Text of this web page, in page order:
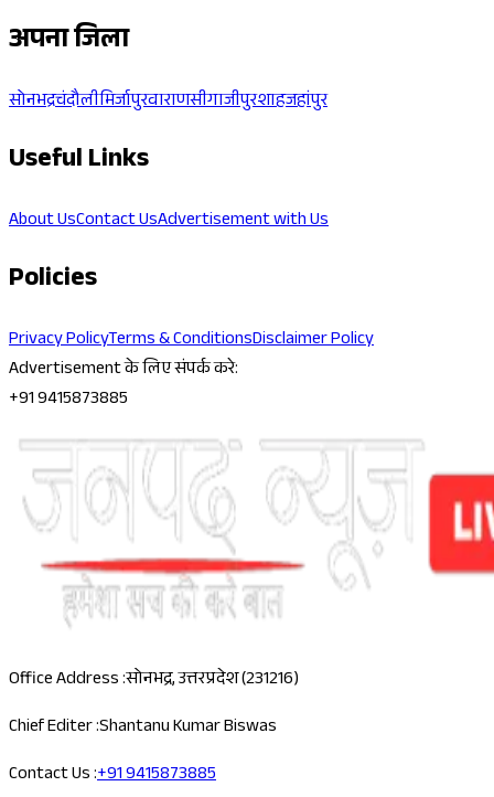
अपना जिला
सोनभद्रचंदौलीमिर्जापुरवाराणसीगाजीपुरशाहजहांपुर
Useful Links
About UsContact UsAdvertisement with Us
Policies
Privacy PolicyTerms & ConditionsDisclaimer Policy
Advertisement के लिए संपर्क करे:
+91 9415873885
Office Address :सोनभद्र, उत्तरप्रदेश (231216)
Chief Editer :Shantanu Kumar Biswas
Contact Us :+91 9415873885